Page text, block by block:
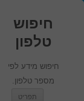
חיפוש
טלפון
חיפוש מידע לפי
מספר טלפון.
תפריט